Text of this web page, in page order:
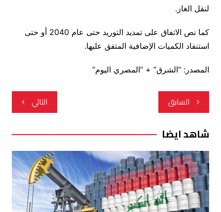
لنقل الغاز.
كما نص الاتفاق على تمديد التوريد حتى عام 2040 أو حتى
استنفاد الكميات الإضافية المتفق عليها.
المصدر: “الشرق” + “المصري اليوم”
تصفّح
المقالات
السابق التالي
شاهد ايضا